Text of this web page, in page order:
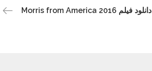
دانلود فیلم Morris from America 2016